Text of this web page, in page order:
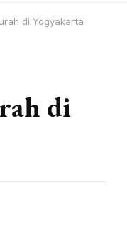
di Yogyakarta
di